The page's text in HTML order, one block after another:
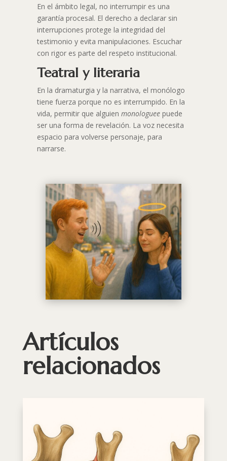
En el ámbito legal, no interrumpir es una
garantía procesal. El derecho a declarar sin
interrupciones protege la integridad del
testimonio y evita manipulaciones. Escuchar
con rigor es parte del respeto institucional.
Teatral y literaria
En la dramaturgia y la narrativa, el monólogo
tiene fuerza porque no es interrumpido. En la
vida, permitir que alguien monologueepuede
ser una forma de revelación. La voz necesita
espacio para volverse personaje, para
narrarse.
Artículos
relacionados